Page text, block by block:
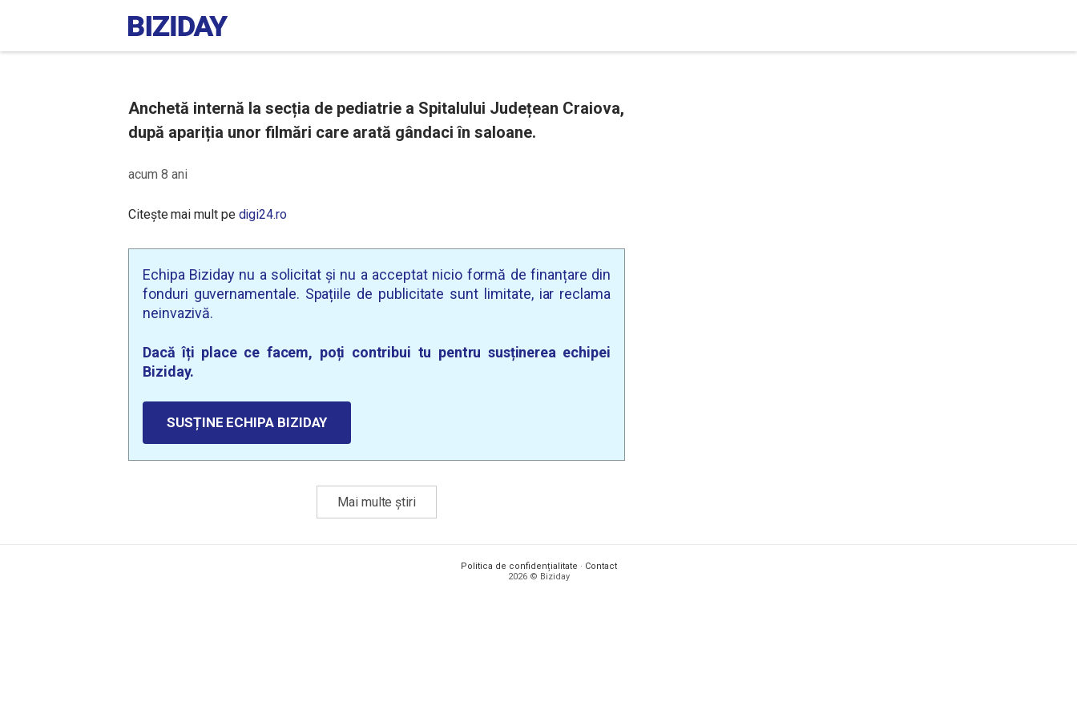
Anchetă internă la secția de pediatrie a Spitalului Județean Craiova,
după apariția unor filmări care arată gândaci în saloane.
acum 8 ani
Citește mai mult pe digi24.ro
Echipa Biziday nu a solicitat și nu a acceptat nicio formă de finanțare din
fonduri guvernamentale. Spațiile de publicitate sunt limitate, iar reclama
neinvazivă.
Dacă îți place ce facem, poți contribui tu pentru susținerea echipei
Biziday.
SUSȚINE ECHIPA BIZIDAY
Mai multe știri
Politica de confidențialitate · Contact
2026 © Biziday